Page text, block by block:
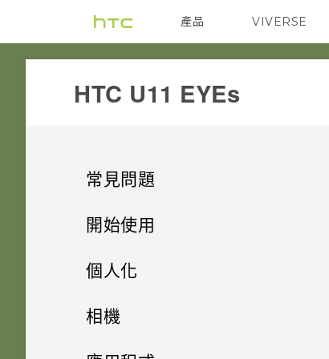
產品
VIVE G REIGNS
VIVERSE
HTC U11 EYEs‎
常見問題
設定與其他
開始使用
手機上的各種便利功能
方便單手操作
個人化
主畫面配置與字型
新增或移除小工具面板
相機
拍照和錄影